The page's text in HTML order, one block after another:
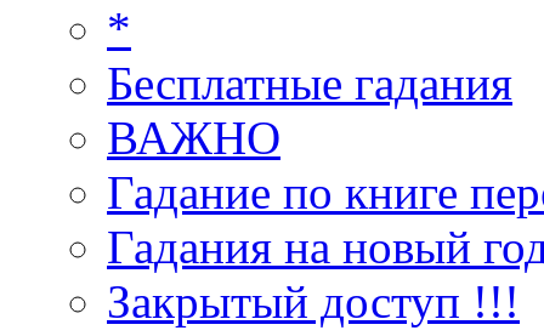
*
Бесплатные гадания
ВАЖНО
Гадание по книге
Гадания на новый
Закрытый доступ !!!